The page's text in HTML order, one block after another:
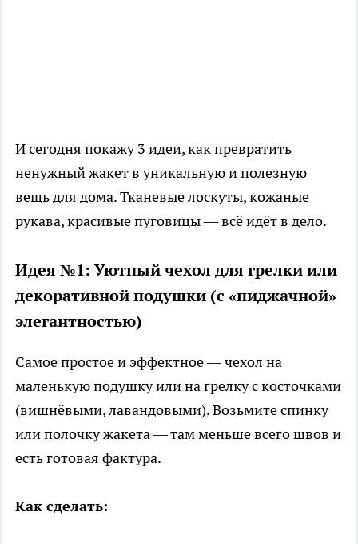
И сегодня покажу 3 идеи, как превратить
ненужный жакет в уникальную и полезную
вещь для дома. Тканевые лоскуты, кожаные
рукава, красивые пуговицы — всё идёт в дело.
Идея №1: Уютный чехол для грелки или
декоративной подушки (с «пиджачной»
элегантностью)
Самое простое и эффектное — чехол на
маленькую подушку или на грелку с косточками
(вишнёвыми, лавандовыми). Возьмите спинку
или полочку жакета — там меньше всего швов и
есть готовая фактура.
Как сделать: